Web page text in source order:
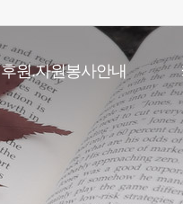
후원.자원봉사안내
후원안내
자원봉사안내